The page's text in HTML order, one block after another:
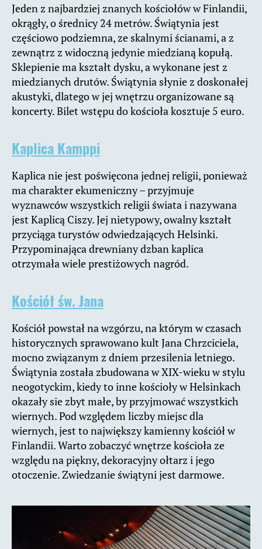
Jeden z najbardziej znanych kościołów w Finlandii,
okrągły, o średnicy 24 metrów. Świątynia jest
częściowo podziemna, ze skalnymi ścianami, a z
zewnątrz z widoczną jedynie miedzianą kopułą.
Sklepienie ma kształt dysku, a wykonane jest z
miedzianych drutów. Świątynia słynie z doskonałej
akustyki, dlatego w jej wnętrzu organizowane są
koncerty. Bilet wstępu do kościoła kosztuje 5 euro.
Kaplica Kamppi
Kaplica nie jest poświęcona jednej religii, ponieważ
ma charakter ekumeniczny – przyjmuje
wyznawców wszystkich religii świata i nazywana
jest Kaplicą Ciszy. Jej nietypowy, owalny kształt
przyciąga turystów odwiedzających Helsinki.
Przypominająca drewniany dzban kaplica
otrzymała wiele prestiżowych nagród.
Kościół św. Jana
Kościół powstał na wzgórzu, na którym w czasach
historycznych sprawowano kult Jana Chrzciciela,
mocno związanym z dniem przesilenia letniego.
Świątynia została zbudowana w XIX-wieku w stylu
neogotyckim, kiedy to inne kościoły w Helsinkach
okazały sie zbyt małe, by przyjmować wszystkich
wiernych. Pod względem liczby miejsc dla
wiernych, jest to największy kamienny kościół w
Finlandii. Warto zobaczyć wnętrze kościoła ze
względu na piękny, dekoracyjny ołtarz i jego
otoczenie. Zwiedzanie świątyni jest darmowe.